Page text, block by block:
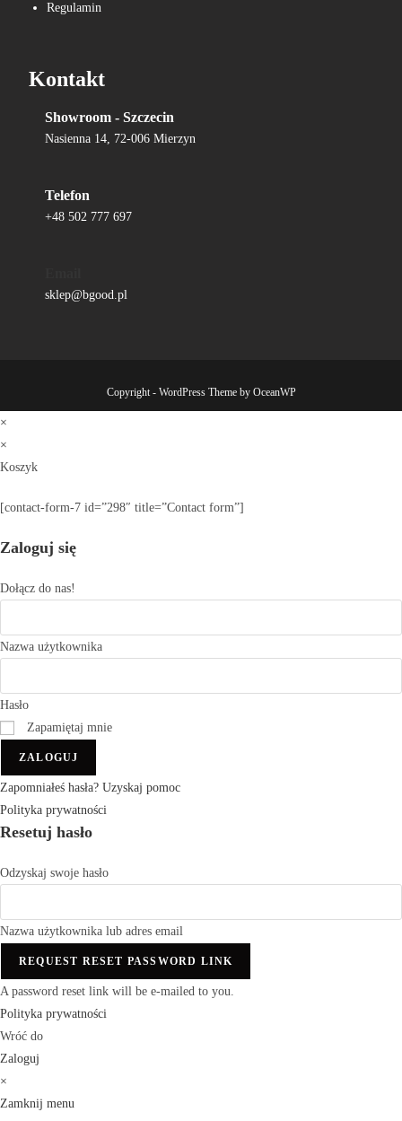
Regulamin
Kontakt
Showroom - Szczecin
Nasienna 14, 72-006 Mierzyn
Telefon
+48 502 777 697
sklep@bgood.pl
Copyright - WordPress Theme by OceanWP
×
×
Koszyk
[contact-form-7 id=”298″ title=”Contact form”]
Zaloguj się
Dołącz do nas!
Nazwa użytkownika
Hasło
Zapamiętaj mnie
ZALOGUJ
Zapomniałeś hasła? Uzyskaj pomoc
Polityka prywatności
Resetuj hasło
Odzyskaj swoje hasło
Nazwa użytkownika lub adres email
REQUEST RESET PASSWORD LINK
A password reset link will be e-mailed to you.
Polityka prywatności
Wróć do
Zaloguj
×
Zamknij menu